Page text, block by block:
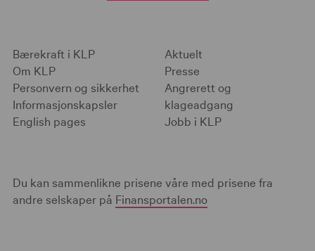
Bærekraft i KLP
Om KLP
Personvern og sikkerhet
Informasjonskapsler
English pages
Aktuelt
Presse
Angrerett og
klageadgang
Jobb i KLP
Du kan sammenlikne prisene våre med prisene fra
andre selskaper på Finansportalen.no